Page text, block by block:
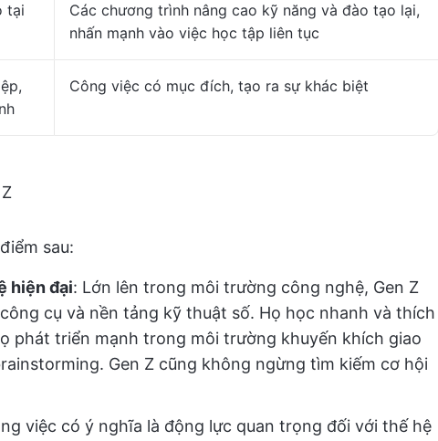
tại
Các chương trình nâng cao kỹ năng và đào tạo lại,
nhấn mạnh vào việc học tập liên tục
Công việc có mục đích, tạo ra sự khác biệt
sau:
hiện đại: Lớn lên trong môi trường công nghệ, Gen Z
cụ và nền tảng kỹ thuật số. Họ học nhanh và thích
phát triển mạnh trong môi trường khuyến khích giao
Gen Z cũng không ngừng tìm kiếm cơ hội
việc có ý nghĩa là động lực quan trọng đối với thế hệ